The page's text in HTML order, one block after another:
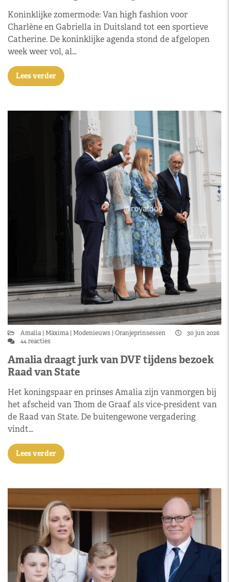
Koninklijke zomermode: Van high fashion voor
Charlène en Gabriella in Duitsland tot een sportieve
Catherine. De koninklijke agenda stond de afgelopen
week weer vol, al…
Lees verder
Amalia Máxima Modenieuws Oranjeprinsessen
30 jun 2026
44 reacties
Amalia draagt jurk van DVF tijdens bezoek
Raad van State
Het koningspaar en prinses Amalia zijn vanmorgen bij
het afscheid van Thom de Graaf als vice-president van
de Raad van State. De buitengewone vergadering
vindt…
Lees verder